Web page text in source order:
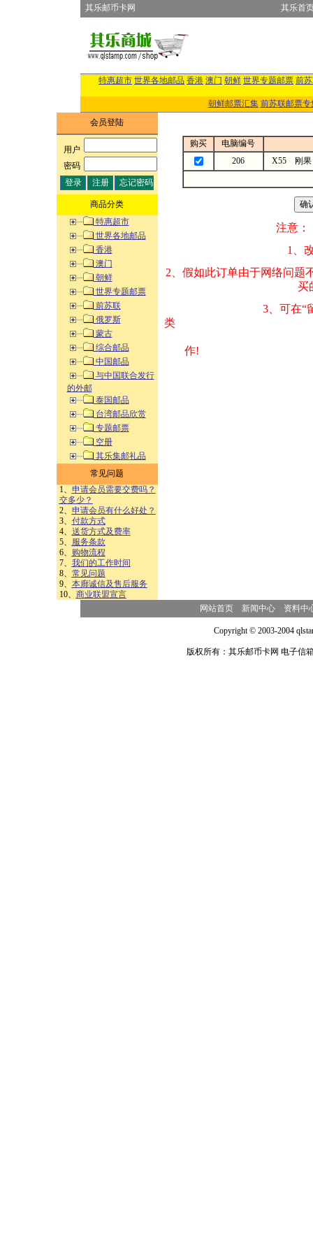
其乐邮币卡网 其乐首
特惠超市 世界各地邮品 香港 澳门 朝鲜 世界专题邮票 前
朝鲜邮票汇集 前苏联邮票专
会员登陆
用户:
密码:
商品分类
特惠超市
世界各地邮品
香港
澳门
朝鲜
世界专题邮票
前苏联
俄罗斯
蒙古
综合邮品
中国邮品
与中国联合发行
的外邮
泰国邮品
台湾邮品欣赏
专题邮票
空册
其乐集邮礼品
常见问题
1、 申请会员需要交费吗？
交多少？
2、 申请会员有什么好处？
3、 付款方式
4、 送货方式及费率
5、
服务条款
6、
购物流程
7、 我们的工作时间
8、 常见问题
9、 本廊诚信及售后服务
10、 商业联盟宣言
购买
电脑编号
206
X55 刚果
注意：
1、改变商品数量
2、假如此订单由
买的邮品的“
3、可在“
类 方式告之
作!
网站首页 新闻中心 资料中
Copyright © 2003-2004
版权所有：其乐邮币卡网 电子信